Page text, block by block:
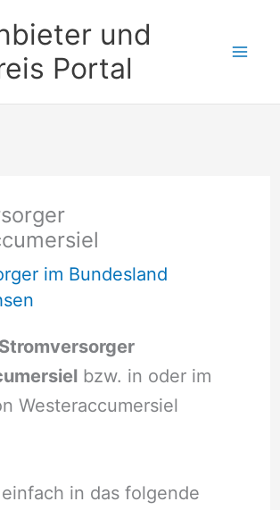
und
Portal
im Bundesland
bzw. in oder im
Westeraccumersiel
in das folgende